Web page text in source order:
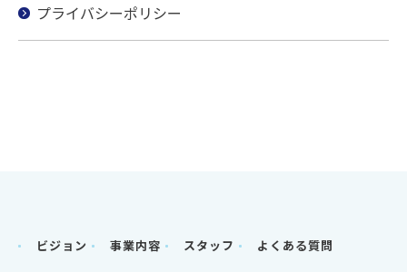
プライバシーポリシー
ビジョン 事業内容 スタッフ よくある質問